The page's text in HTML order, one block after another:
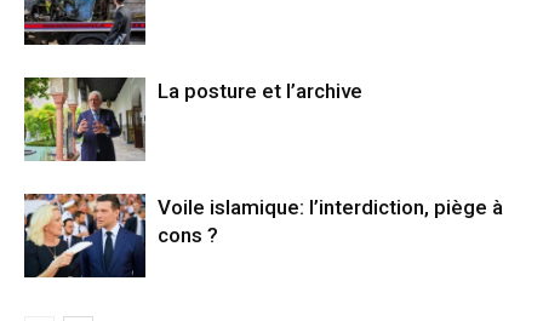
La posture et l’archive
Voile islamique: l’interdiction, piège à
cons ?